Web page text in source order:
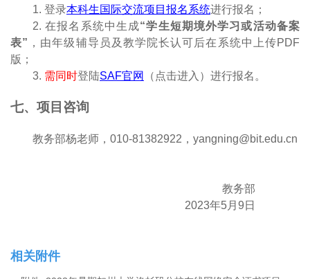
1. 登录本科生国际交流项目报名系统进行报名；
2. 在报名系统中生成“学生短期境外学习或活动备案
表” ，由年级辅导员及教学院长认可后在系统中上传PDF
版；
3. 需同时登陆SAF官网 （点击进入）进行报名。
七、项目咨询
教务部杨老师，010-81382922，yangning@bit.edu.cn
教务部
2023年5月9 日
相关附件